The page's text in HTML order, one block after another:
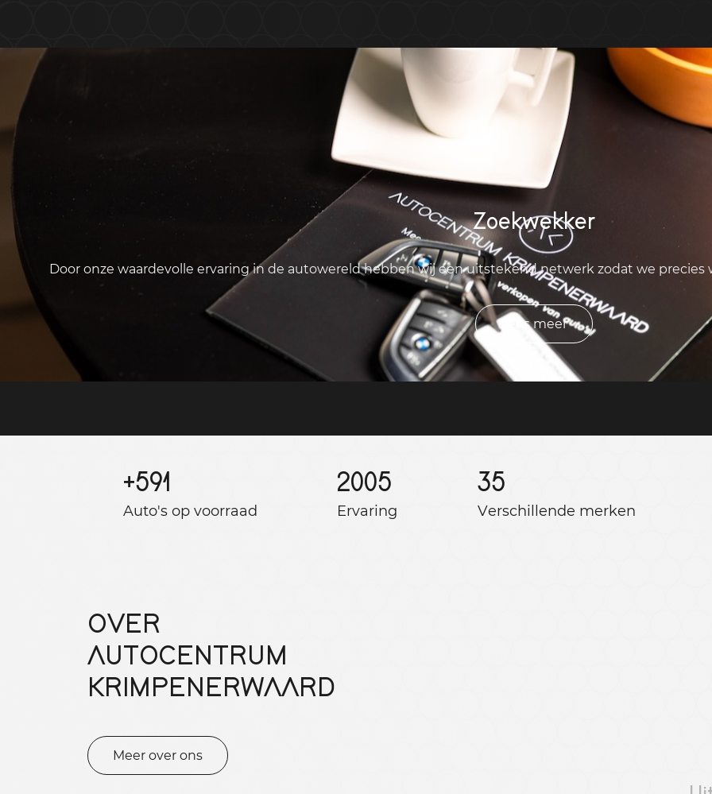
Zoekwekker
Door onze waardevolle ervaring in de autowereld hebben wij een uitstekend netwerk zodat we
Lees meer
+591
Auto's op voorraad
2005
Ervaring
35
Verschillende merken
OVER
AUTOCENTRUM
KRIMPENERWAARD
Meer over ons